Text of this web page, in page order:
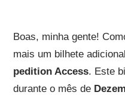
Boas, minha gente!
mais um bilhete
pedition Access. Este
durante o mês de